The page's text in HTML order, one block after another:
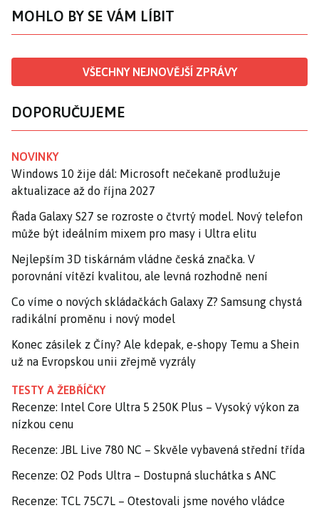
MOHLO BY SE VÁM LÍBIT
VŠECHNY NEJNOVĚJŠÍ ZPRÁVY
DOPORUČUJEME
NOVINKY
Windows 10 žije dál: Microsoft nečekaně prodlužuje
aktualizace až do října 2027
Řada Galaxy S27 se rozroste o čtvrtý model. Nový telefon
může být ideálním mixem pro masy i Ultra elitu
Nejlepším 3D tiskárnám vládne česká značka. V
porovnání vítězí kvalitou, ale levná rozhodně není
Co víme o nových skládačkách Galaxy Z? Samsung chystá
radikální proměnu i nový model
Konec zásilek z Číny? Ale kdepak, e-shopy Temu a Shein
už na Evropskou unii zřejmě vyzrály
TESTY A ŽEBŘÍČKY
Recenze: Intel Core Ultra 5 250K Plus – Vysoký výkon za
nízkou cenu
Recenze: JBL Live 780 NC – Skvěle vybavená střední třída
Recenze: O2 Pods Ultra – Dostupná sluchátka s ANC
Recenze: TCL 75C7L – Otestovali jsme nového vládce